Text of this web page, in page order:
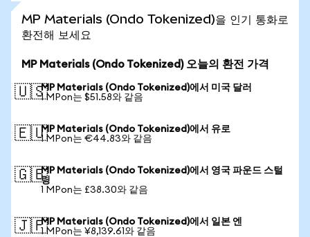
MP Materials (Ondo Tokenized)을 인기 통화로
환전해 보세요
MP Materials (Ondo Tokenized) 오늘의 환전 가격
🇺🇸MP Materials (Ondo Tokenized)에서 미국 달러
1 MPon는 $51.58와 같음
🇪🇺MP Materials (Ondo Tokenized)에서 유로
1 MPon는 €44.83와 같음
🇬🇧MP Materials (Ondo Tokenized)에서 영국 파운드 스털
링
1 MPon는 £38.30와 같음
🇯🇵MP Materials (Ondo Tokenized)에서 일본 엔
1 MPon는 ¥8,139.61와 같음